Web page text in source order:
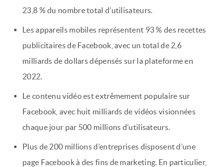
23,8 % du nombre total d’utilisateurs.
Les appareils mobiles représentent 93 % des recettes
publicitaires de Facebook, avec un total de 2,6
milliards de dollars dépensés sur la plateforme en
2022.
Le contenu vidéo est extrêmement populaire sur
Facebook, avec huit milliards de vidéos visionnées
chaque jour par 500 millions d’utilisateurs.
Plus de 200 millions d’entreprises disposent d’une
page Facebook à des fins de marketing. En particulier,